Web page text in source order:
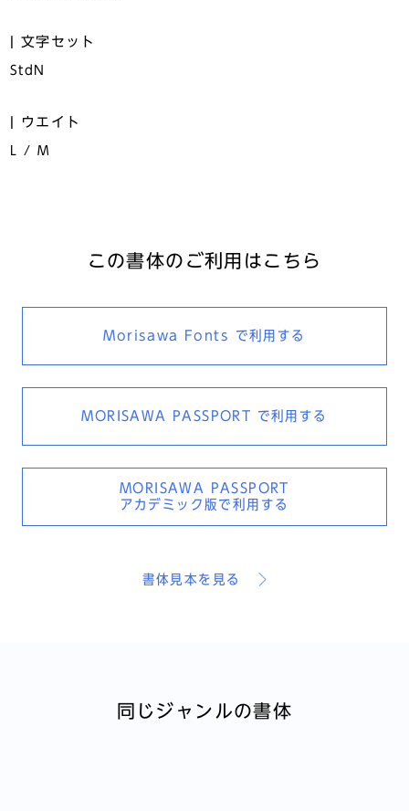
文字セット
StdN
ウエイト
L / M
この書体のご利用はこちら
Morisawa Fonts で利用する
MORISAWA PASSPORT で利用する
MORISAWA PASSPORT
アカデミック版で利用する
書体見本を見る
同じジャンルの書体